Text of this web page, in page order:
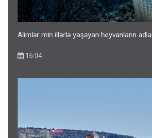
Alimlər min illərlə yaşayan heyvanların
16:04